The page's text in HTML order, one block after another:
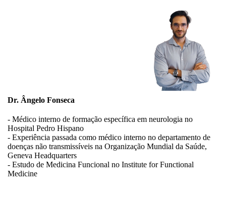
Dr. Ângelo Fonseca
- Médico interno de formação específica em neurologia no
Hospital Pedro Hispano
- Experiência passada como médico interno no departamento de
doenças não transmissíveis na Organização Mundial da Saúde,
Geneva Headquarters
- Estudo de Medicina Funcional no Institute for Functional
Medicine